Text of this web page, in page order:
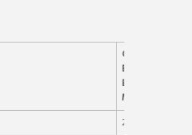
MUNICÍPIO DE